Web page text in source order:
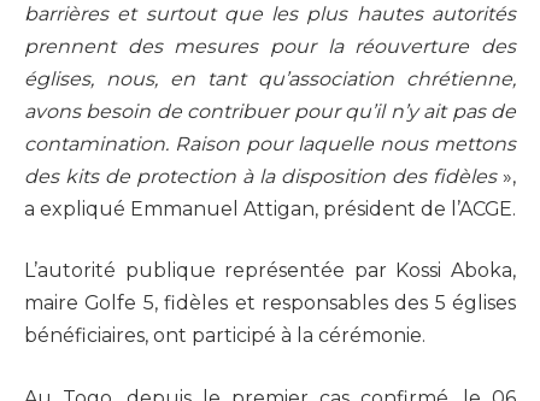
barrières et surtout que les plus hautes autorités
prennent des mesures pour la réouverture des
églises, nous, en tant qu’association chrétienne,
avons besoin de contribuer pour qu’il n’y ait pas de
contamination. Raison pour laquelle nous mettons
des kits de protection à la disposition des fidèles»,
a expliqué Emmanuel Attigan, président de l’ACGE.
L’autorité publique représentée par Kossi Aboka,
maire Golfe 5, fidèles et responsables des 5 églises
bénéficiaires, ont participé à la cérémonie.